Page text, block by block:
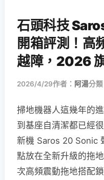
石頭科技
開箱評測！高
越障，2026
2026/4/29作者： 阿湯分類
掃地機器人這幾年的
到基座自清潔都已經
新機 Saros 20 Sonic
點放在全新升級的拖
次高頻震動拖地搭配